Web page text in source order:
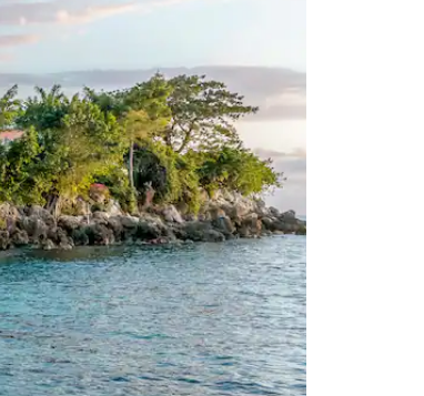
i w dół lub przeglądać je za pomocą gestów